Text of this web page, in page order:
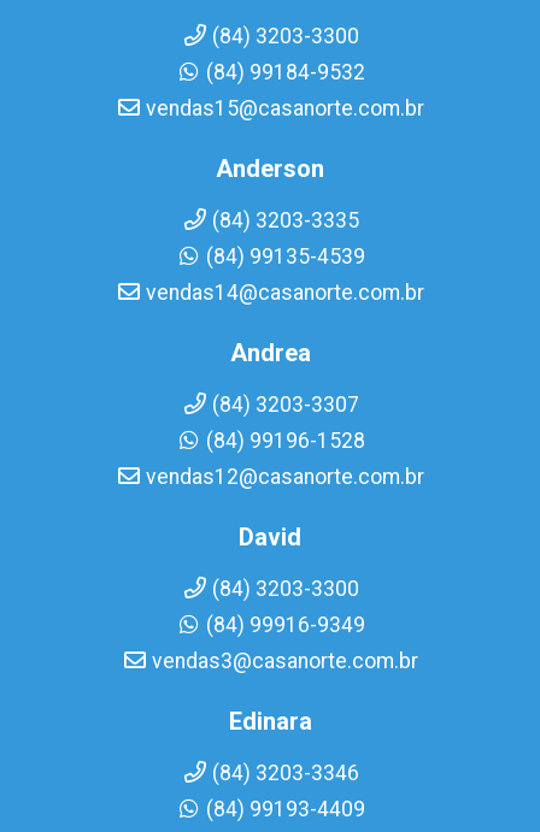
(84) 3203-3300
(84) 99184-9532
vendas15@casanorte.com.br
Anderson
(84) 3203-3335
(84) 99135-4539
vendas14@casanorte.com.br
Andrea
(84) 3203-3307
(84) 99196-1528
vendas12@casanorte.com.br
David
(84) 3203-3300
(84) 99916-9349
vendas3@casanorte.com.br
Edinara
(84) 3203-3346
(84) 99193-4409